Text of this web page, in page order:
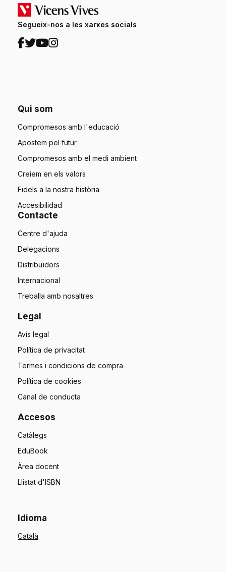
Segueix-nos a les xarxes socials
Qui som
Compromesos amb l'educació
Apostem pel futur
Compromesos amb el medi ambient
Creiem en els valors
Fidels a la nostra història
Accesibilidad
Contacte
Centre d'ajuda
Delegacions
Distribuïdors
Internacional
Treballa amb nosaltres
Legal
Avís legal
Política de privacitat
Termes i condicions de compra
Política de cookies
Canal de conducta
Accesos
Catàlegs
EduBook
Àrea docent
Llistat d'ISBN
Idioma